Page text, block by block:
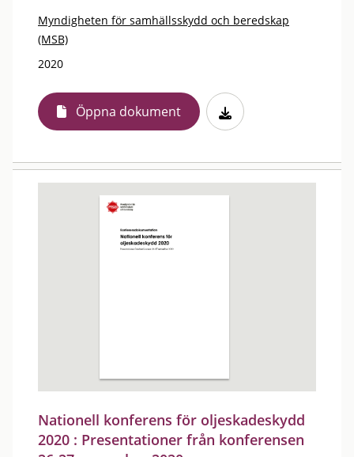
Myndigheten för samhällsskydd och beredskap
(MSB)
2020
Öppna dokument
Nationell konferens för oljeskadeskydd
2020 : Presentationer från konferensen